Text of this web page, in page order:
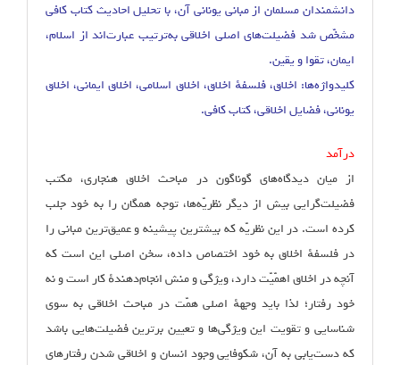
دانشمندان مسلمان از مبانی یونانی آن، با تحلیل احادیث کتاب کافی
مشخّص شد فضیلت‌های اصلی اخلاقی به‌ترتیب عبارت‌اند از اسلام،
ایمان، تقوا و یقین.
کلیدواژه‌ها: اخلاق، فلسفهٔ اخلاق، اخلاق اسلامی، اخلاق ایمانی، اخلاق
یونانی، فضایل اخلاقی، کتاب کافی.
درآمد
از میان دیدگاه‌های گوناگون در مباحث اخلاق هنجاری، مکتب
فضیلت‌گرایی بیش از دیگر نظریّه‌ها، توجه همگان را به خود جلب
کرده است. در این نظریّه که بیشترین پیشینه و عمیق‌ترین مبانی را
در فلسفهٔ اخلاق به خود اختصاص داده، سخن اصلی این است که
آنچه در اخلاق اهمّیّت دارد، ویژگی‌ و منش انجام‌دهندهٔ کار است و نه
خود رفتار؛ لذا باید وجههٔ اصلی همّت در مباحث اخلاقی به سوی
شناسایی و تقویت این ویژگی‌ها و تعیین برترین فضیلت‌هایی باشد
که دست‌یابی به آن، شکوفایی وجود انسان و اخلاقی شدن رفتارهای